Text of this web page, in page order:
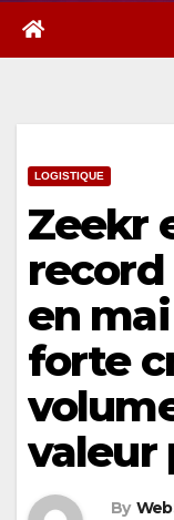
LOGISTIQUE
Zeekr
en
forte
valeur
By